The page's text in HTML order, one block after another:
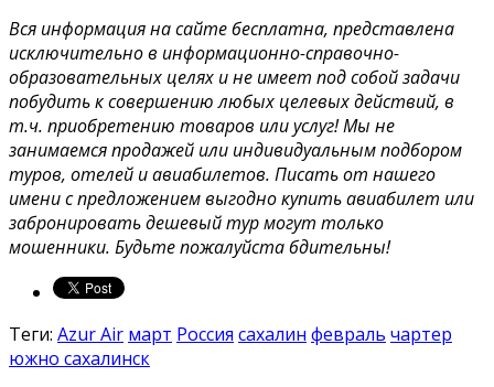
Вся информация на сайте бесплатна, представлена
исключительно в информационно-справочно-
образовательных целях и не имеет под собой задачи
побудить к совершению любых целевых действий, в
т.ч. приобретению товаров или услуг! Мы не
занимаемся продажей или индивидуальным подбором
туров, отелей и авиабилетов. Писать от нашего
имени с предложением выгодно купить авиабилет или
забронировать дешевый тур могут только
мошенники. Будьте пожалуйста бдительны!
Теги: Azur Air март Россия сахалин февраль чартер
южно сахалинск